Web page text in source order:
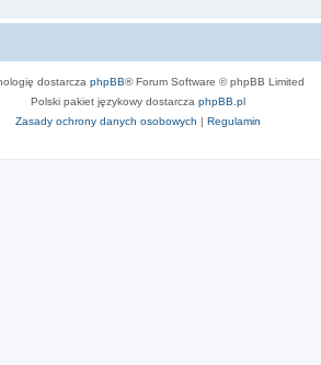
dostarcza phpBB® Forum Software © phpBB Limited
Polski pakiet językowy dostarcza phpBB.pl
Zasady ochrony danych osobowych | Regulamin